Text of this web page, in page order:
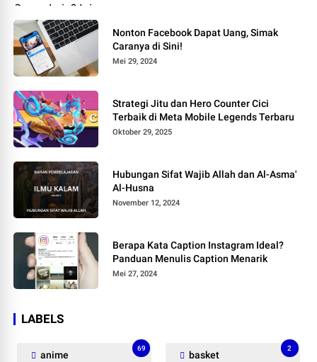
Nonton Facebook Dapat Uang, Simak
Caranya di Sini!
Mei 29, 2024
Strategi Jitu dan Hero Counter Cici
Terbaik di Meta Mobile Legends Terbaru
Oktober 29, 2025
Hubungan Sifat Wajib Allah dan Al-Asma'
Al-Husna
November 12, 2024
Berapa Kata Caption Instagram Ideal?
Panduan Menulis Caption Menarik
Mei 27, 2024
LABELS
anime
69
basket
2